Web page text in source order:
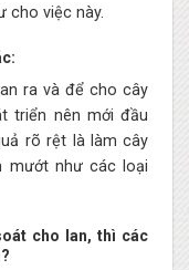
cho việc này.
ra và để cho cây
triển nên mới đầu
rõ rệt là làm cây
mướt như các loại
cho lan, thì các